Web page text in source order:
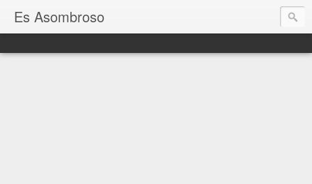
Es Asombroso